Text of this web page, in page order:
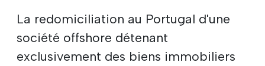
La redomiciliation au Portugal d'une
société offshore détenant
exclusivement des biens immobiliers